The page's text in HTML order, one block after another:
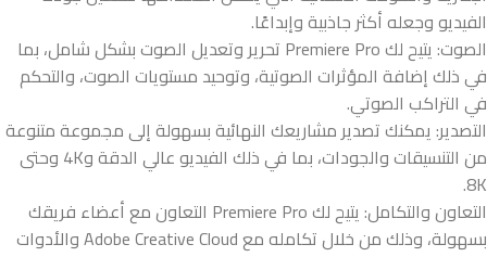
الفيديو وجعله أكثر جاذبية وإبداعًا.
الصوت: يتيح لك Premiere Pro تحرير وتعديل الصوت بشكل شامل، بما
في ذلك إضافة المؤثرات الصوتية، وتوحيد مستويات الصوت، والتحكم
في التراكب الصوتي.
التصدير: يمكنك تصدير مشاريعك النهائية بسهولة إلى مجموعة متنوعة
من التنسيقات والجودات، بما في ذلك الفيديو عالي الدقة و4K وحتى
8K.
التعاون والتكامل: يتيح لك Premiere Pro التعاون مع أعضاء فريقك
بسهولة، وذلك من خلال تكامله مع Adobe Creative Cloud والأدوات